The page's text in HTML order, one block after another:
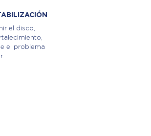
el disco,
el problema